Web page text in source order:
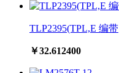
TLP2395(TPL,E 编带
￥32.612400